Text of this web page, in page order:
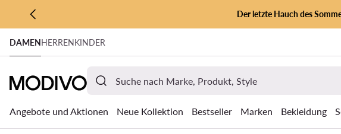
ZUM HAUPTINHALT SPRINGEN
ZUR SUCHE
Der letzte Hauch des
DAMENHERRENKINDER
Angebote und Aktionen Neue Kollektion Bestseller Marken Bekleidung